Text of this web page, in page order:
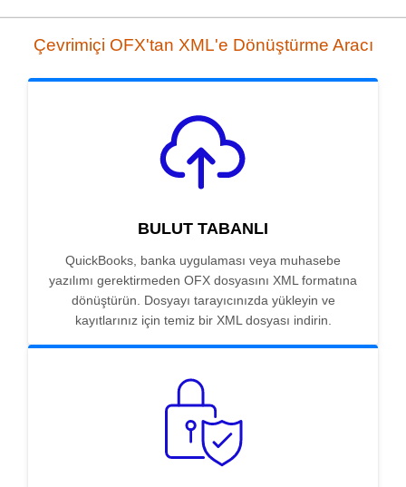
Çevrimiçi OFX'tan XML'e Dönüştürme Aracı
BULUT TABANLI
QuickBooks, banka uygulaması veya muhasebe
yazılımı gerektirmeden OFX dosyasını XML formatına
dönüştürün. Dosyayı tarayıcınızda yükleyin ve
kayıtlarınız için temiz bir XML dosyası indirin.